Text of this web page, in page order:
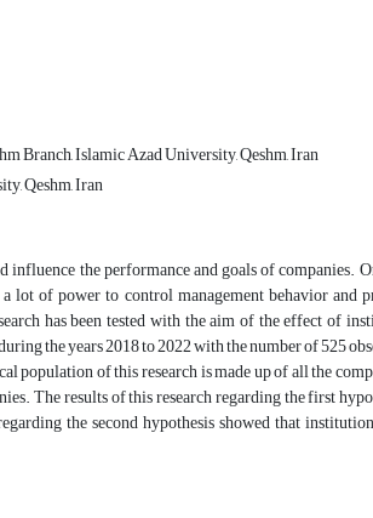
Branch, Islamic Azad University, Qeshm, Iran
Qeshm, Iran
the performance and goals of companies.
lot of power to control management behavior
has been tested with the aim of the effect of
the years 2018 to 2022 with the number of 525
population of this research is made up of all the
The results of this research regarding the first
the second hypothesis showed that